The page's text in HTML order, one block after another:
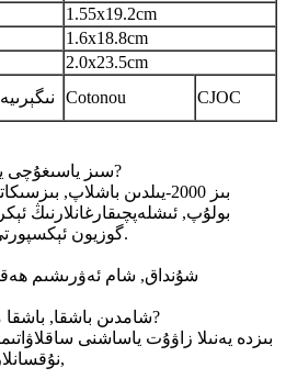
1.55x19.2cm
1.6x18.8cm
2.0x23.5cm
نىگېرىيە Cotonou CJOC
1. سىز ياسىغۇچى ياكى سودا شىركىتى بارمۇ?
بىز 2000-يىلدىن باشلاپ,
بولۇپ, ئىشلەپچىقارغانلارنىڭ
گوزيون ئېكسپورتى ھازىر باھاسى تېخىمۇ كۆپ.
3. شامدىن باشقا, باشقا مەھسۇلاتلار نېمە قىلىسىز?
بىزدە يەنىلا زاۋۇت ياساشنى
نۇقسانلار. ' ئوخشاش خوجايىن بىلەن,